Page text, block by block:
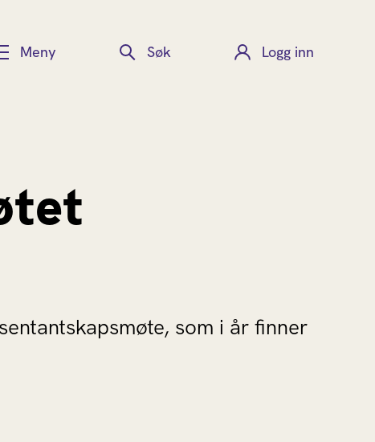
Meny Søk Logg inn
som i år finner